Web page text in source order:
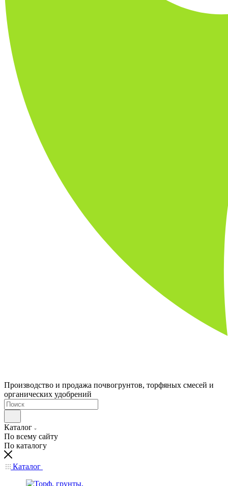
Производство и продажа почвогрунтов, торфяных смесей и
органических удобрений
Каталог
По всему сайту
По каталогу
Каталог